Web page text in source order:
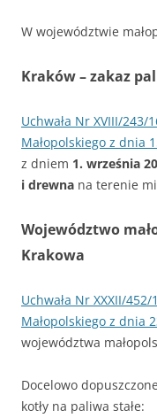
W województwie
Kraków – zakaz
Uchwała Nr XVIII/
Małopolskiego z dnia
z dniem 1. września
i drewna na terenie
Województwo
Krakowa
Uchwała Nr XXXII/
Małopolskiego z dnia
województwa
Docelowo
kotły na paliwa stałe: